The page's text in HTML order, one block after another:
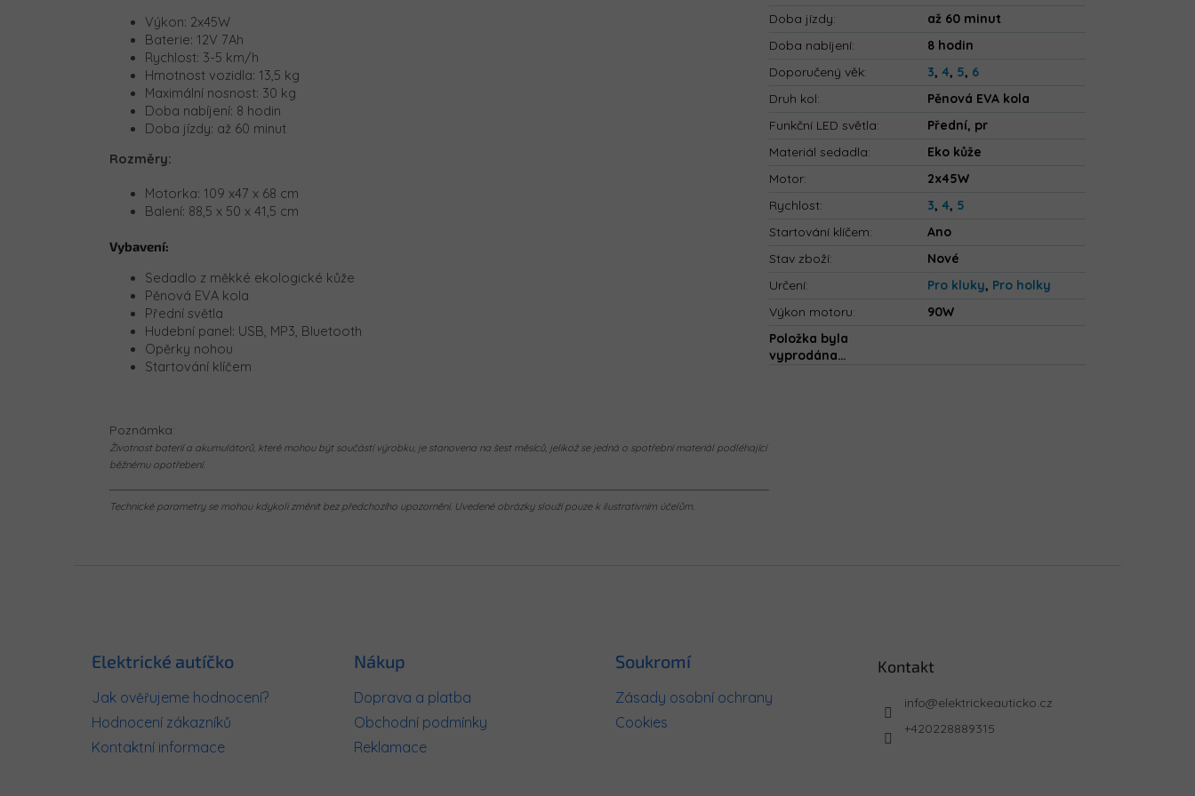
Výkon: 2x45W
Baterie: 12V 7Ah
Rychlost: 3-5 km/h
Hmotnost vozidla: 13,5 kg
Maximální nosnost: 30 kg
Doba nabíjení: 8 hodin
Doba jízdy: až 60 minut
Rozměry:
Motorka: 109 x47 x 68 cm
Balení: 88,5 x 50 x 41,5 cm
Vybavení:
Sedadlo z měkké ekologické kůže
Pěnová EVA kola
Přední světla
Hudební panel: USB, MP3, Bluetooth
Opěrky nohou
Startování klíčem
Poznámka:
Životnost baterií a akumulátorů, které mohou být součástí výrobku, je stanovena na šest měsíců, jelikož se jedná o spotřební materiál podléhající
běžnému opotřebení.
Technické parametry se mohou kdykoli změnit bez předchozího upozornění. Uvedené obrázky slouží pouze k ilustrativním účelům.
Doba jízdy:
až 60 minut
Doba nabíjení:
8 hodin
Doporučený věk: 3,4, 5, 6
Druh kol:
Pěnová EVA kola
Funkční LED světla:
Přední, pr
Materiál sedadla:
Eko kůže
Motor:
2x45W
Rychlost: 3,4, 5
Startování klíčem:
Ano
Stav zboží:
Nové
Určení: Pro kluky, Pro holky
Výkon motoru:
90W
Položka byla
vyprodána…
Elektrické autíčko
Jak ověřujeme hodnocení?
Hodnocení zákazníků
Kontaktní informace
Nákup
Doprava a platba
Obchodní podmínky
Reklamace
Soukromí
Zásady osobní ochrany
Cookies
Kontakt
info@elektrickeauticko.cz
+420228889315